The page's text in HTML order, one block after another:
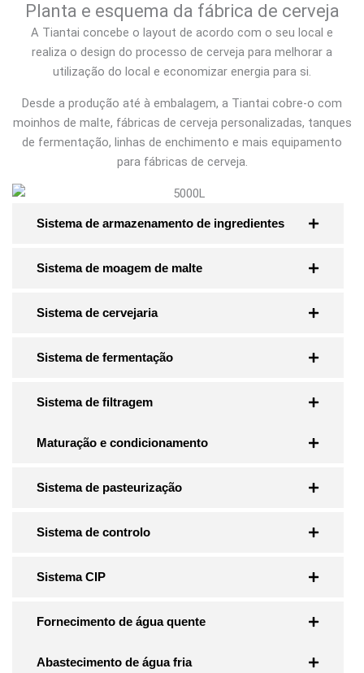
Planta e esquema da fábrica de cerveja
A Tiantai concebe o layout de acordo com o seu local e
realiza o design do processo de cerveja para melhorar a
utilização do local e economizar energia para si.
Desde a produção até à embalagem, a Tiantai cobre-o com
moinhos de malte, fábricas de cerveja personalizadas, tanques
de fermentação, linhas de enchimento e mais equipamento
para fábricas de cerveja.
Sistema de armazenamento de ingredientes
Sistema de moagem de malte
Sistema de cervejaria
Sistema de fermentação
Sistema de filtragem
Maturação e condicionamento
Sistema de pasteurização
Sistema de controlo
Sistema CIP
Fornecimento de água quente
Abastecimento de água fria